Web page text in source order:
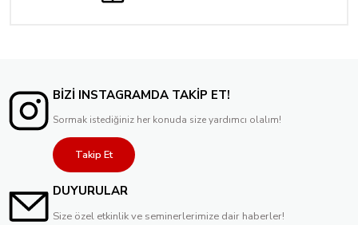
BİZİ INSTAGRAMDA TAKİP ET!
Sormak istediğiniz her konuda size yardımcı olalım!
Takip Et
DUYURULAR
Size özel etkinlik ve seminerlerimize dair haberler!